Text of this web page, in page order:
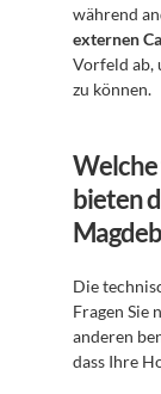
externen
Vorfeld ab,
zu können.
bieten
Die
Fragen Sie
anderen
dass Ihre